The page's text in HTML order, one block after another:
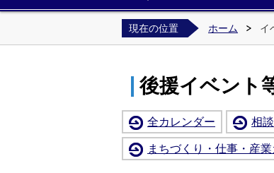
現在の位置 ホーム イ
後援イベント
全カレンダー 相
まちづくり・仕事・産